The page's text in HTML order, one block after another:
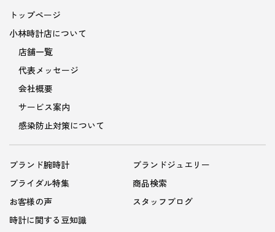
トップページ
小林時計店について
店舗一覧
代表メッセージ
会社概要
サービス案内
感染防止対策について
ブランド腕時計
ブランドジュエリー
ブライダル特集
商品検索
お客様の声
スタッフブログ
時計に関する豆知識